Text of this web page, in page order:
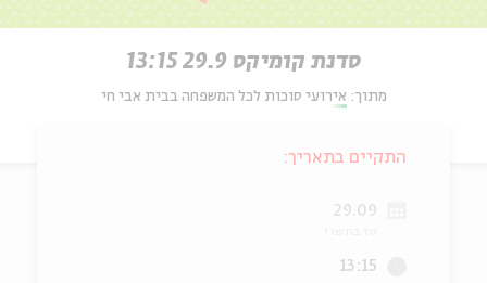
סדנת קומיקס 29.9 13:15
מתוך: אירועי סוכות לכל המשפחה בבית אבי חי
התקיים בתאריך:
29.09
13:15